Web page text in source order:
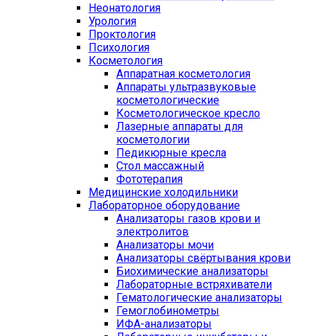
Неонатология
Урология
Проктология
Психология
Косметология
Аппаратная косметология
Аппараты ультразвуковые
косметологические
Косметологическое кресло
Лазерные аппараты для
косметологии
Педикюрные кресла
Стол массажный
Фототерапия
Медицинские холодильники
Лабораторное оборудование
Анализаторы газов крови и
электролитов
Анализаторы мочи
Анализаторы свёртывания крови
Биохимические анализаторы
Лабораторные встряхиватели
Гематологические анализаторы
Гемоглобинометры
ИФА-анализаторы